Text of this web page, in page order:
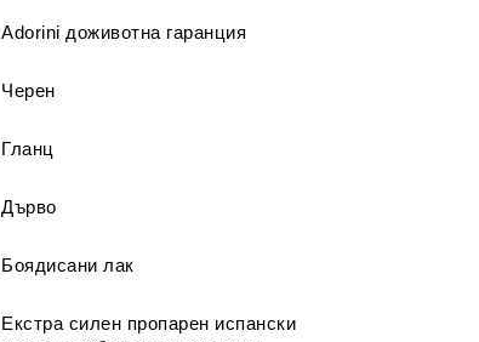
Adorini доживотна гаранция
Черен
Гланц
Дърво
Боядисани лак
Екстра силен пропарен испански